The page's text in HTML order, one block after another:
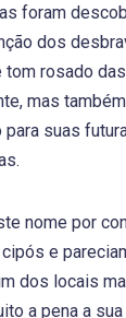
foram
dos
rosado
mas
suas
nome por
e
dos locais
a pena a